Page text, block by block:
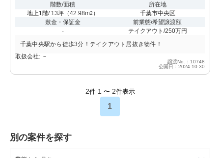
階数/面積
地上1階/ 13坪（42.98m2 ）
所在地
千葉市中央区
敷金・保証金
-
前業態/希望譲渡額
テイクアウト/250万円
千葉中央駅から徒歩3分！テイクアウト居抜き物件！
取扱会社: －
譲渡No.：10748
公開日：2024-10-30
2件 1 〜 2件表示
1
別の案件を探す